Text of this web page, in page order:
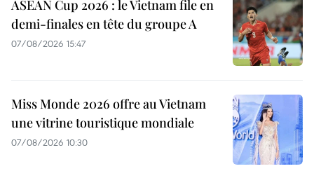
ASEAN Cup 2026 : le Vietnam file en
demi-finales en tête du groupe A
07/08/2026 15:47
Miss Monde 2026 offre au Vietnam
une vitrine touristique mondiale
07/08/2026 10:30